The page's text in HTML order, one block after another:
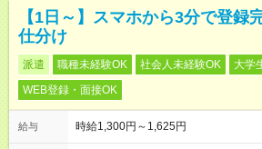
【1日～】スマホから3分で登録
仕分け
派遣 職種未経験OK 社会人未経験OK 大学
WEB登録・面接OK
給与 時給1,300円～1,625円